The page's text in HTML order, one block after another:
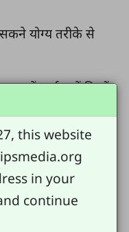
योग्य तरीके से
में पर्याप्त दें कि मैं
तक पहुंचा सके।
this website
in your
continue